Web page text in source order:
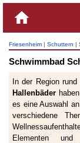
Friesenheim | Schuttern |
Schwimmbad
In der Region rund
Hallenbäder
es eine Auswahl an
verschiedene
Elementen und